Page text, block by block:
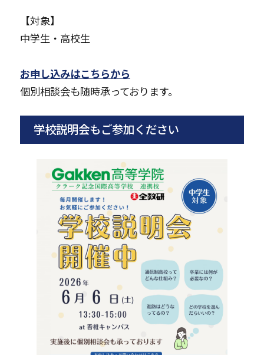
【対象】
中学生・高校生
お申し込みはこちらから
個別相談会も随時承っております。
学校説明会もご参加ください